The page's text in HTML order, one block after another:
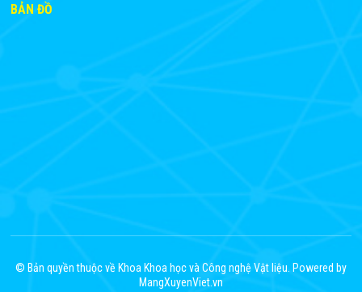
BẢN ĐỒ
© Bản quyền thuộc về Khoa Khoa học và Công nghệ Vật liệu. Powered by
MangXuyenViet.vn